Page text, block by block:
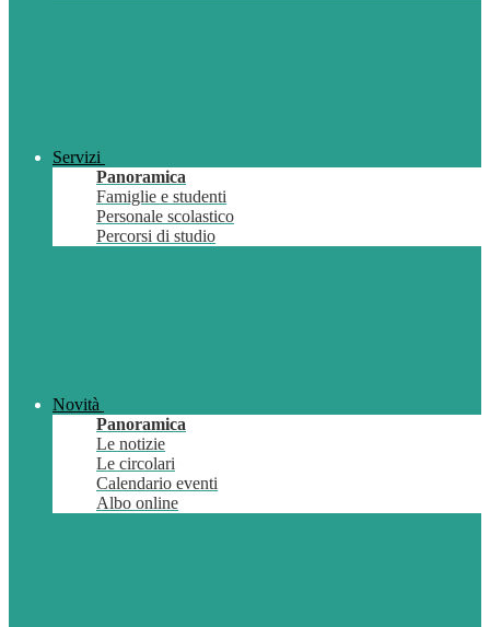
Servizi
Panoramica
Famiglie e studenti
Personale scolastico
Percorsi di studio
Novità
Panoramica
Le notizie
Le circolari
Calendario eventi
Albo online